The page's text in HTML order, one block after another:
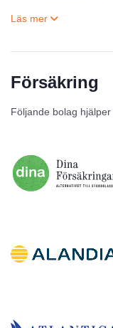
Försäkring
Följande bolag